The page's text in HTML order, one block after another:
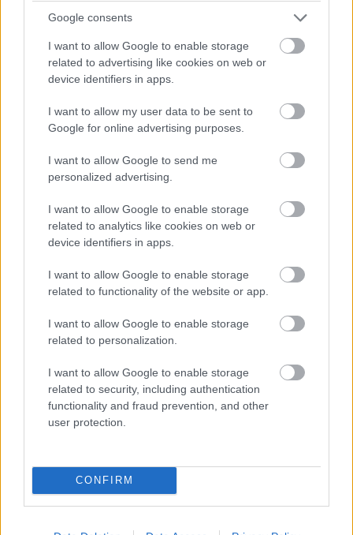
Google consents
I want to allow Google to enable storage
related to advertising like cookies on web or
device identifiers in apps.
I want to allow my user data to be sent to
Google for online advertising purposes.
I want to allow Google to send me
personalized advertising.
I want to allow Google to enable storage
related to analytics like cookies on web or
device identifiers in apps.
I want to allow Google to enable storage
related to functionality of the website or app.
I want to allow Google to enable storage
related to personalization.
I want to allow Google to enable storage
related to security, including authentication
functionality and fraud prevention, and other
user protection.
CONFIRM
τραγούδια τους έχουν χρησιμοποιήσει και φυσικά
μουσικά όργανα (μπάσο, κιθάρα). Τα samplings
τους δεν προέρχονταν μόνοαπό τη soul, αλλά
όπως έχουν αναφέρει θα μπορούσαν να
χρησιμοποιήσουν και απόσπασμα από όπερα εάν
τους ενέπνεε ή και ανόμοιους φαινομενικά
ώστε να συνθέσουν τελικά μια μελωδία. Μάλιστα
στο τραγούδι τους "Ευχαριστούμε τους..." έχουν
χρησιμοποιήσει το έργο του του barock συνθέτη
Fortified Conceptθεωρούνται για πολλούς
θρύλοι της εγχώριαςRapσκηνής, που η μουσική
τους και η συνολική τους στάση, έγιναν
πραγματική ιδεολογία και τρόπος ζωής, με
ποικιλία κομματιών και μεγάλη βάση στον στίχο,